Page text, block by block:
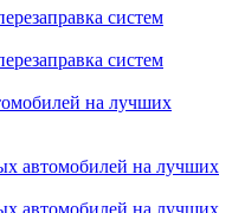
систем
систем
на лучших
автомобилей на лучших
автомобилей на лучших